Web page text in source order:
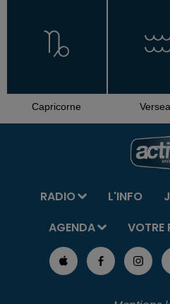
Capricorne
RADIO L'INFO
AGENDA
VOTRE